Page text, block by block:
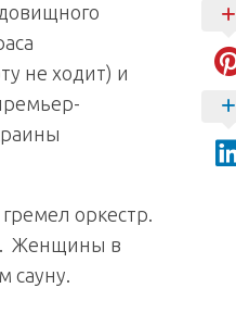
не ходит) и
оркестр.
Женщины в
сауну.